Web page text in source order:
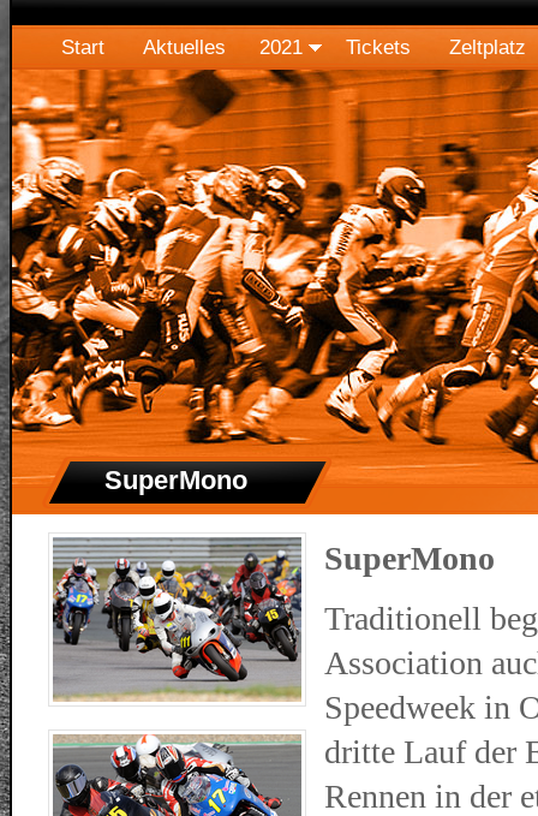
Start Aktuelles 2021 Tickets Zeltplatz
SuperMono
SuperMono
Traditionell
Association
Speedweek in
dritte Lauf der
Rennen in der